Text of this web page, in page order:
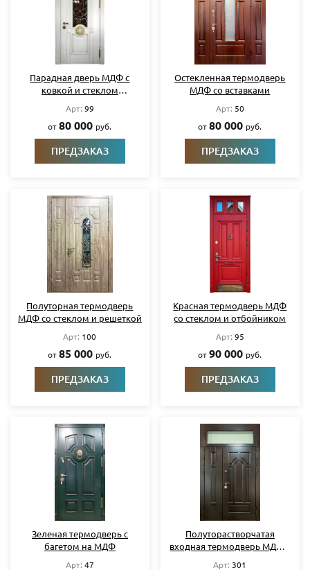
Парадная дверь МДФ с
ковкой и стеклом
Арт: 99
от80 000 руб.
ПРЕДЗАКАЗ
Остекленная термодверь
МДФ со вставками
Арт: 50
от80 000 руб.
ПРЕДЗАКАЗ
Полуторная термодверь
МДФ со стеклом и решеткой
Арт: 100
от85 000 руб.
ПРЕДЗАКАЗ
Красная термодверь МДФ
со стеклом и отбойником
Арт: 95
от90 000 руб.
ПРЕДЗАКАЗ
Зеленая термодверь с
багетом на МДФ
Арт: 47
Полуторастворчатая
входная термодверь МДФ с
Арт: 301